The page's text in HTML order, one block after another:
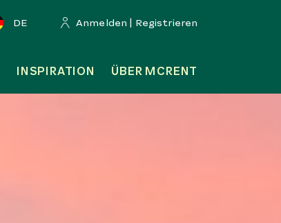
DE Anmelden | Registrieren
INSPIRATION ÜBER MCRENT